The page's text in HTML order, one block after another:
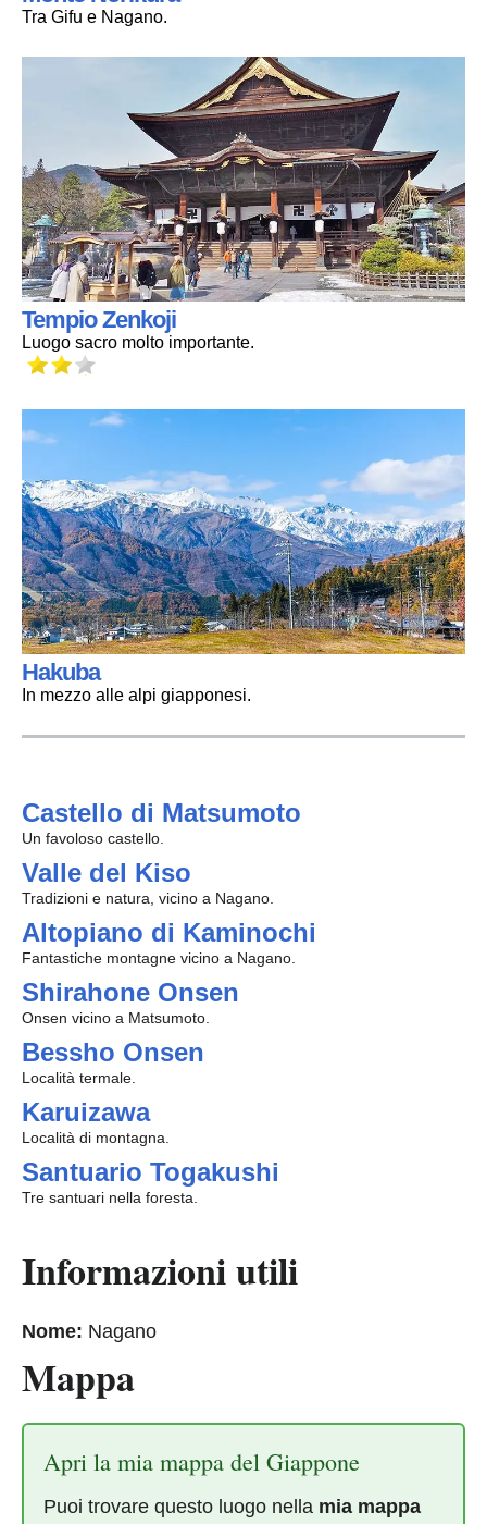
Tra Gifu e Nagano.
Tempio Zenkoji
Luogo sacro molto importante.
Hakuba
In mezzo alle alpi giapponesi.
Castello di Matsumoto
Un favoloso castello.
Valle del Kiso
Tradizioni e natura, vicino a Nagano.
Altopiano di Kaminochi
Fantastiche montagne vicino a Nagano.
Shirahone Onsen
Onsen vicino a Matsumoto.
Bessho Onsen
Località termale.
Karuizawa
Località di montagna.
Santuario Togakushi
Tre santuari nella foresta.
Informazioni utili
Nome: Nagano
Mappa
Apri la mia mappa del Giappone
Puoi trovare questo luogo nella mia mappa